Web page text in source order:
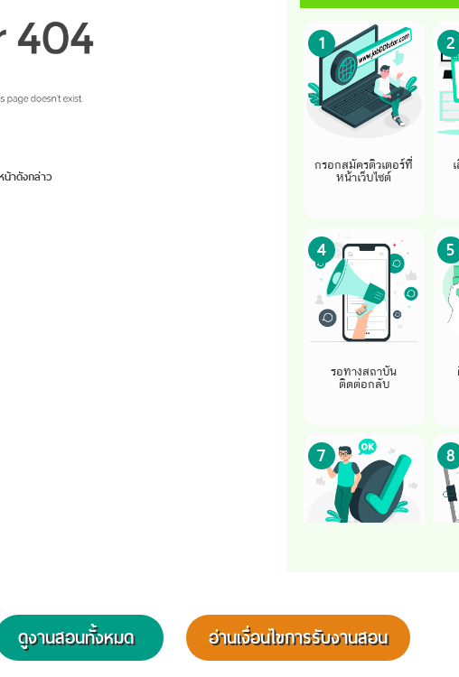
าดังกล่าว
1
กรอกสมัครติวเตอร์ที่
หน้าเว็บไซต์
2
4
รอทางสถาบัน
ติดต่อกลับ
5
7
ทราบภายใน 12 ชม.
8
10
ดูงานสอนทั้งหมด อ่านเงื่อนไขการรับงานสอน